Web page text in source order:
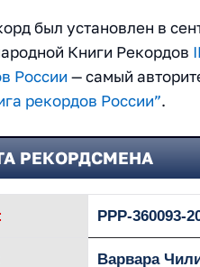
был установлен в
Книги Рекордов
России — самый
рекордов России”.
РЕКОРДСМЕНА
РРР-360093-
Варвара